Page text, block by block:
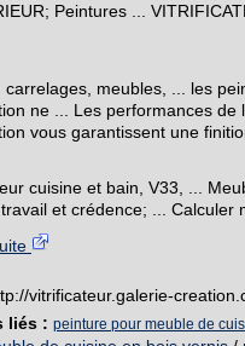
Peintures ...
carrelages, meubles, ... les
ne ... Les performances de
vous garantissent une
cuisine et bain, V33, ...
et crédence; ... Calculer
vitrificateur.galerie-
liés : peinture pour meuble de